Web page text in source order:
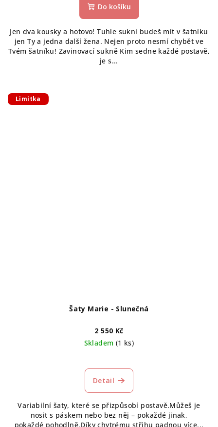
Do košíku
Jen dva kousky a hotovo! Tuhle sukni budeš mít v šatníku
jen Ty a jedna další žena. Nejen proto nesmí chybět ve
Tvém šatníku! Zavinovací sukně Kim sedne každé postavě,
je s...
Limitka
Šaty Marie - Slunečná
2 550 Kč
Skladem (1 ks)
Detail
Variabilní šaty, které se přizpůsobí postavě.Můžeš je
nosit s páskem nebo bez něj – pokaždé jinak,
pokaždé pohodlně.Díky chytrému střihu padnou více...